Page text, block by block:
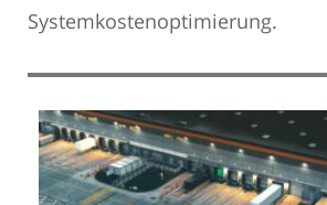
Systemkostenoptimierung.